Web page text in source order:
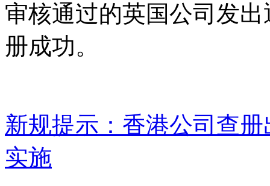
审核通过的英国公司发
册成功。
新规提示：香港公司查
实施